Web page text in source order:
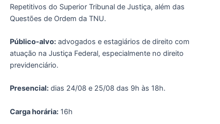
Repetitivos do Superior Tribunal de Justiça, além das
Questões de Ordem da TNU.
Público-alvo: advogados e estagiários de direito com
atuação na Justiça Federal, especialmente no direito
previdenciário.
Presencial: dias 24/08 e 25/08 das 9h às 18h.
Carga horária: 16h